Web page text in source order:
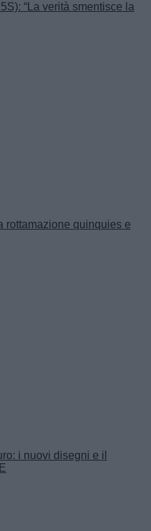
“La verità smentisce la
rottamazione quinquies e
i nuovi disegni e il